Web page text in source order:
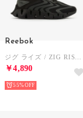
Reebok
￥4,890
55%